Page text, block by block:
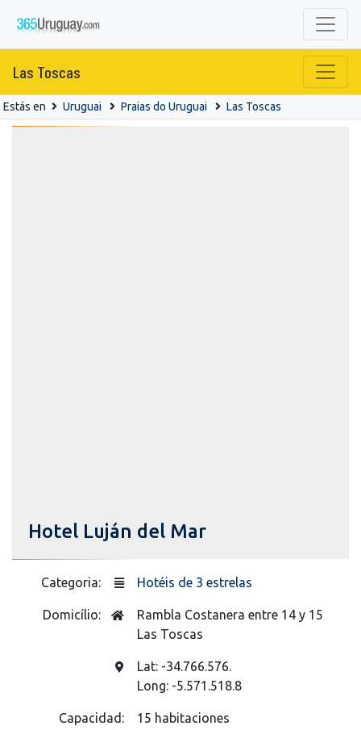
Las Toscas
Estás en Uruguai Praias do Uruguai Las Toscas
Hotel Luján del Mar
Categoria: Hotéis de 3 estrelas
Domicílio:
Rambla Costanera entre 14 y 15
Las Toscas
Lat: -34.766.576.
Long: -5.571.518.8
Capacidad: 15 habitaciones